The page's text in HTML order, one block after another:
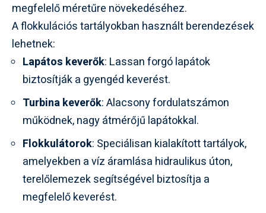
megfelelő méretűre növekedéséhez.
A flokkulációs tartályokban használt berendezések
lehetnek:
Lapátos keverők: Lassan forgó lapátok
biztosítják a gyengéd keverést.
Turbina keverők: Alacsony fordulatszámon
működnek, nagy átmérőjű lapátokkal.
Flokkulátorok: Speciálisan kialakított tartályok,
amelyekben a víz áramlása hidraulikus úton,
terelőlemezek segítségével biztosítja a
megfelelő keverést.